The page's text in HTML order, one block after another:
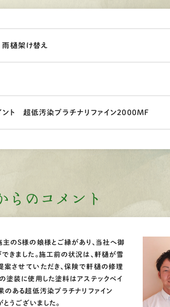
雨樋架け替え
ント 超低汚染プラチナリファイン2000MF
らのコメント
のS様の娘様とご縁があり、当社へ御
きました。施工前の状況は、軒樋が雪
案させていただき、保険で軒樋の修理
塗装に使用した塗料はアステックペイ
ある超低汚染プラチナリファイン
うございました。